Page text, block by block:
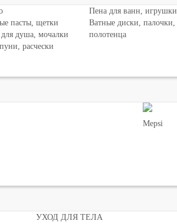
пасты, щетки
душа, мочалки
расчески
Пена для ванн, игрушки
Ватные диски, палочки,
полотенца
Mepsi
УХОД ДЛЯ ТЕЛА